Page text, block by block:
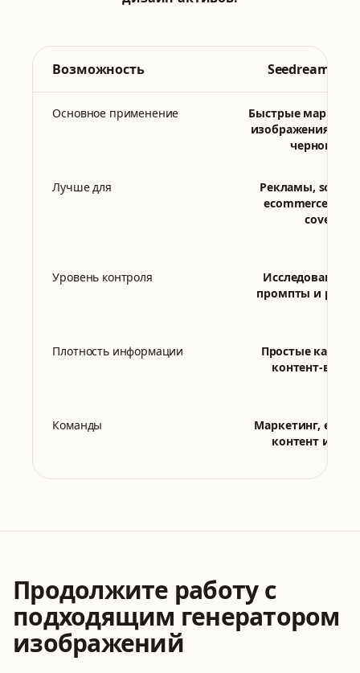
Возможность Seedream 5.0
Основное применение
Быстрые
изображения и
черновики
Лучше для
Рекламы, social
ecommerce
covers
Уровень контроля
Исследование
промпты и
Плотность информации
Простые
контент-
Команды
Маркетинг,
контент и
Продолжите работу с
подходящим генератором
изображений